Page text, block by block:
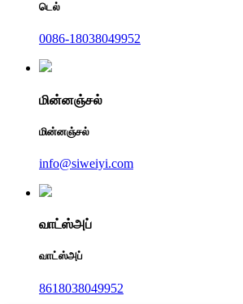
டெல்
0086-18038049952
மின்னஞ்சல்
மின்னஞ்சல்
info@siweiyi.com
வாட்ஸ்அப்
வாட்ஸ்அப்
8618038049952